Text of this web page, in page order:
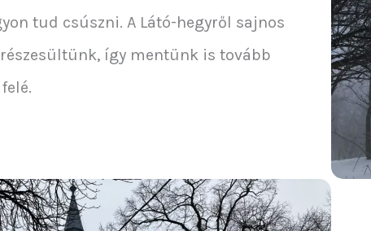
tud csúszni. A Látó-hegyről sajnos
így mentünk is tovább